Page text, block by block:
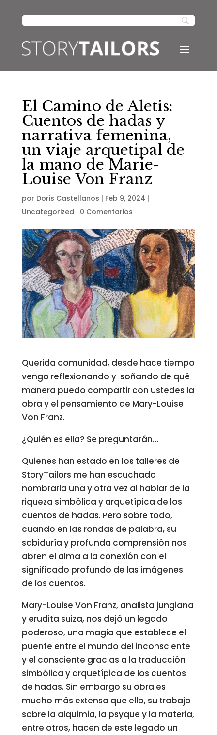
El Camino de Aletis:
Cuentos de hadas y
narrativa femenina,
un viaje arquetipal de
la mano de Marie-
Louise Von Franz
por Doris Castellanos | Feb 9, 2024 |
Uncategorized | 0 Comentarios
Querida comunidad, desde hace tiempo
vengo reflexionando y soñando de qué
manera puedo compartir con ustedes la
obra y el pensamiento de Mary-Louise
Von Franz.
¿Quién es ella? Se preguntarán…
Quienes han estado en los talleres de
StoryTailors me han escuchado
nombrarla una y otra vez al hablar de la
riqueza simbólica y arquetípica de los
cuentos de hadas. Pero sobre todo,
cuando en las rondas de palabra, su
sabiduría y profunda comprensión nos
abren el alma a la conexión con el
significado profundo de las imágenes
de los cuentos.
Mary-Louise Von Franz, analista jungiana
y erudita suiza, nos dejó un legado
poderoso, una magia que establece el
puente entre el mundo del inconsciente
y el consciente gracias a la traducción
simbólica y arquetípica de los cuentos
de hadas. Sin embargo su obra es
mucho más extensa que ello, su trabajo
sobre la alquimia, la psyque y la materia,
entre otros, hacen de este legado un